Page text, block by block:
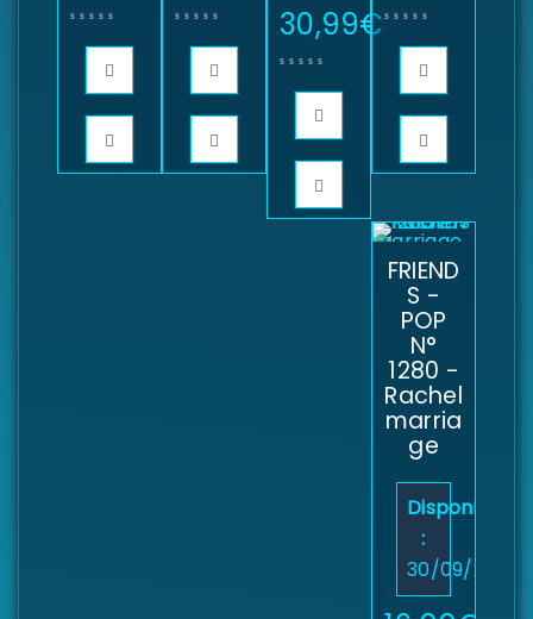
30,99€
FRIEND
S -
POP
N°
1280 -
Rachel
marria
ge
Disponibilité
:
30/09/2025